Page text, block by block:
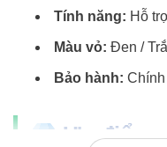
Tính năng: Hỗ
Màu vỏ: Đen /
Bảo hành:
Ưu điểm